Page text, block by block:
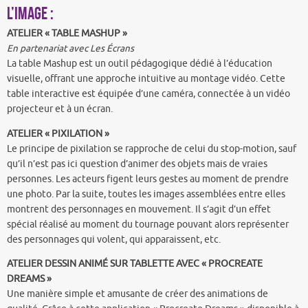
l’image :
ATELIER « TABLE MASHUP »
En partenariat avec Les Écrans
La table Mashup est un outil pédagogique dédié à l’éducation
visuelle, offrant une approche intuitive au montage vidéo. Cette
table interactive est équipée d’une caméra, connectée à un vidéo
projecteur et à un écran.
ATELIER « PIXILATION »
Le principe de pixilation se rapproche de celui du stop-motion, sauf
qu’il n’est pas ici question d’animer des objets mais de vraies
personnes. Les acteurs figent leurs gestes au moment de prendre
une photo. Par la suite, toutes les images assemblées entre elles
montrent des personnages en mouvement. Il s’agit d’un effet
spécial réalisé au moment du tournage pouvant alors représenter
des personnages qui volent, qui apparaissent, etc.
ATELIER DESSIN ANIMÉ SUR TABLETTE AVEC « PROCREATE
DREAMS »
Une manière simple et amusante de créer des animations de